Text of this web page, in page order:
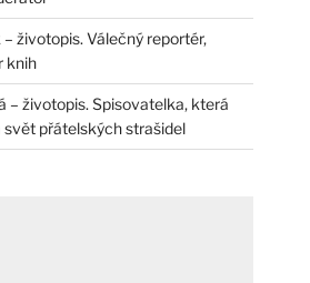
životopis. Válečný reportér,
knih
– životopis. Spisovatelka, která
přátelských strašidel